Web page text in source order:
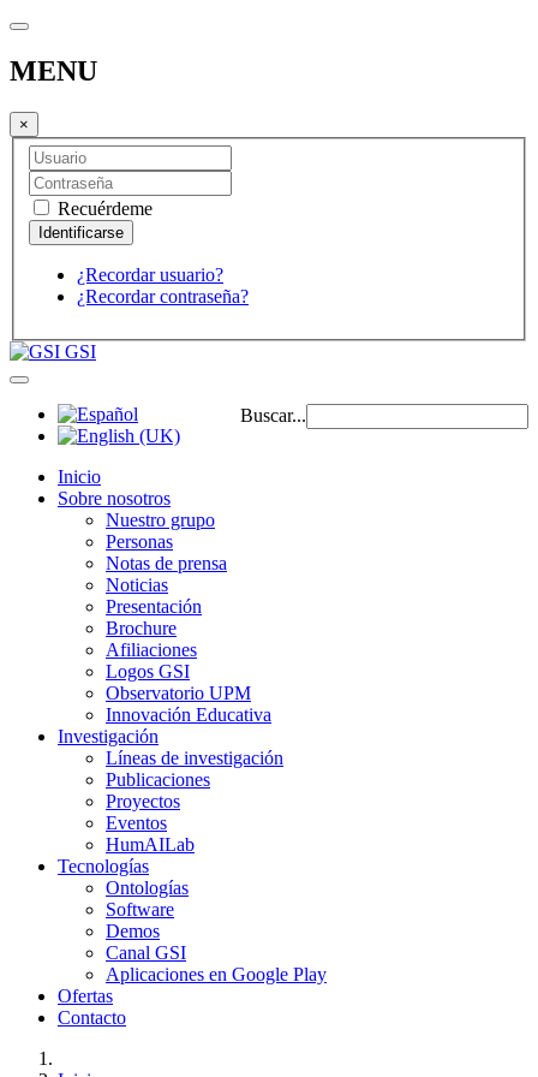
MENU
×
Recuérdeme
¿Recordar usuario?
¿Recordar contraseña?
GSI
Buscar...
Inicio
Sobre nosotros
Nuestro grupo
Personas
Notas de prensa
Noticias
Presentación
Brochure
Afiliaciones
Logos GSI
Observatorio UPM
Innovación Educativa
Investigación
Líneas de investigación
Publicaciones
Proyectos
Eventos
HumAILab
Tecnologías
Ontologías
Software
Demos
Canal GSI
Aplicaciones en Google Play
Ofertas
Contacto